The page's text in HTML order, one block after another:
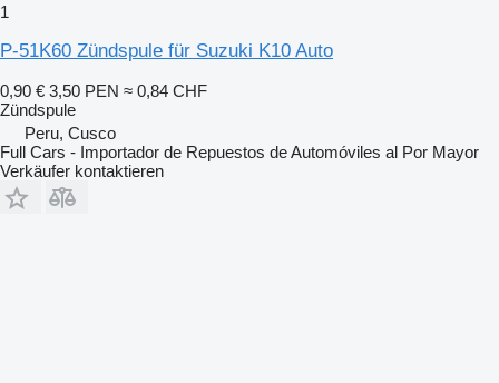
1
P-51K60 Zündspule für Suzuki K10 Auto
0,90 € 3,50 PEN ≈ 0,84 CHF
Zündspule
Peru, Cusco
Full Cars - Importador de Repuestos de Automóviles al Por Mayor
Verkäufer kontaktieren